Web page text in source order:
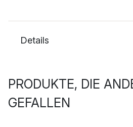
Details
PRODUKTE, DIE
GEFALLEN